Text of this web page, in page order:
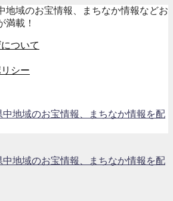
地域のお宝情報、まちなか情報などお
満載！
ついて
シー